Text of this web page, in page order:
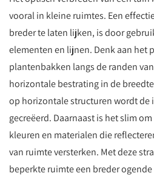
vooral in kleine ruimtes. Een
breder te laten lijken, is door
elementen en lijnen. Denk aan het
plantenbakken langs de randen
horizontale bestrating in de
op horizontale structuren wordt de
gecreëerd. Daarnaast is het slim
kleuren en materialen die
van ruimte versterken. Met deze
beperkte ruimte een breder